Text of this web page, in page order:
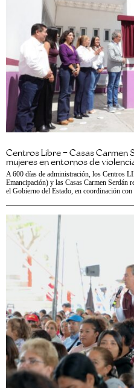
Centros Libre – Casas Carmen
mujeres en entornos de
A 600 días de administración, los Centros
Emancipación) y las Casas Carmen Serdán
el Gobierno del Estado, en coordinación con